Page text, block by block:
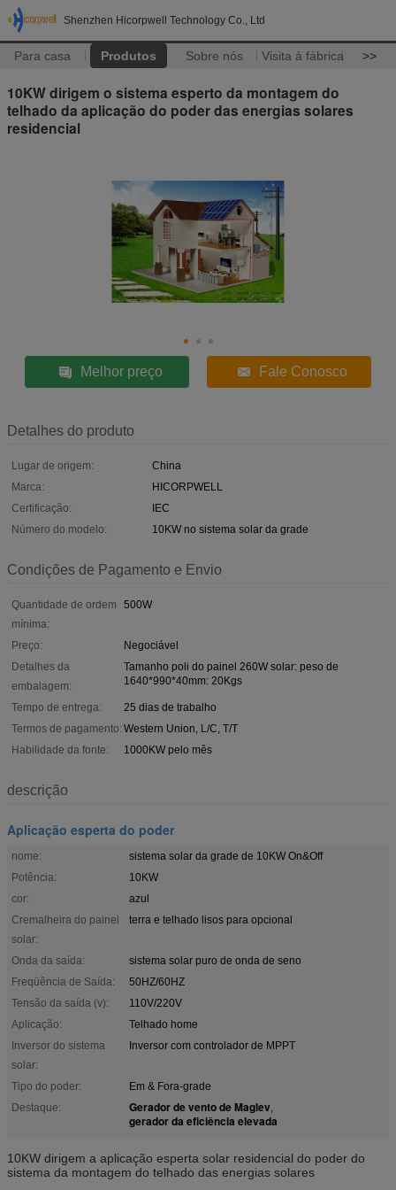
Shenzhen Hicorpwell Technology Co., Ltd
Para casa Produtos Sobre nós Visita à fábrica >>
10KW dirigem o sistema esperto da montagem do
telhado da aplicação do poder das energias solares
residencial
Melhor preço Fale Conosco
Detalhes do produto
Lugar de origem:
China
Marca:
HICORPWELL
Certificação:
IEC
Número do modelo:
10KW no sistema solar da grade
Condições de Pagamento e Envio
Quantidade de ordem
mínima:
500W
Preço:
Negociável
Detalhes da
embalagem:
Tamanho poli do painel 260W solar: peso de
1640*990*40mm: 20Kgs
Tempo de entrega:
25 dias de trabalho
Termos de pagamento: Western Union, L/C, T/T
Habilidade da fonte:
1000KW pelo mês
descrição
Aplicação esperta do poder
nome:
sistema solar da grade de 10KW On&Off
Potência:
10KW
cor:
azul
Cremalheira do painel
solar:
terra e telhado lisos para opcional
Onda da saída:
sistema solar puro de onda de seno
Freqüência de Saída:
50HZ/60HZ
Tensão da saída (v):
110V/220V
Aplicação:
Telhado home
Inversor do sistema
solar:
Inversor com controlador de MPPT
Tipo do poder:
Em & Fora-grade
Destaque:
Gerador de vento de Maglev,
gerador da eficiência elevada
10KW dirigem a aplicação esperta solar residencial do poder do
sistema da montagem do telhado das energias solares